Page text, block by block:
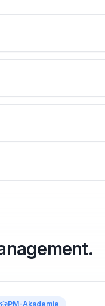
PM-Akademie